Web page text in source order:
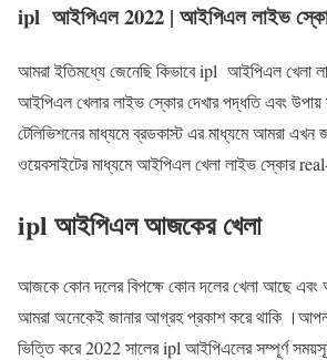
ipl আইপিএল 2022 | আইপিএল লাইভ
আমরা ইতিমধ্যে জেনেছি কিভাবে ipl আইপিএল খেলা
আইপিএল খেলার লাইভ স্কোর দেখার পদ্ধতি এবং উপায়
টেলিভিশনের মাধ্যমে ব্রডকাস্ট এর মাধ্যমে আমরা
ওয়েবসাইটের মাধ্যমে আইপিএল খেলা লাইভ স্কোর
ipl আইপিএল আজকের খেলা
আজকে কোন দলের বিপক্ষে কোন দলের খেলা আছে এবং
আমরা অনেকেই জানার আগ্রহ প্রকাশ করে থাকি
ভিত্তি করে 2022 সালের ipl আইপিএলের সম্পূর্ণ